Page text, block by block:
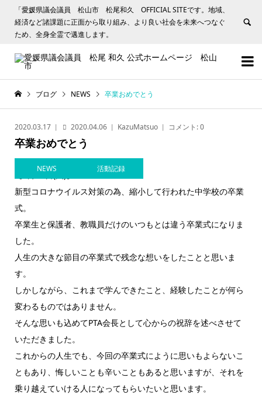
「愛媛県議会議員 松山市 松尾和久 OFFICIAL SITEです。地域、
経済など諸課題に正面から取り組み、より良い社会を未来へつなぐ
ため、全身全霊で邁進します。


ブログ NEWS 卒業おめでとう
2020.03.17 2020.04.06 KazuMatsuo コメント:0
卒業おめでとう
NEWS 活動記録
【3月17日(火)】
新型コロナウイルス対策の為、縮小して行われた中学校の卒業
式。
卒業生と保護者、教職員だけのいつもとは違う卒業式になりま
した。
人生の大きな節目の卒業式で残念な想いをしたことと思いま
す。
しかしながら、これまで学んできたこと、経験したことが何ら
変わるものではありません。
そんな思いも込めてPTA会長として心からの祝辞を述べさせて
いただきました。
これからの人生でも、今回の卒業式にように思いもよらないこ
ともあり、悔しいことも辛いこともあると思いますが、それを
乗り越えていける人になってもらいたいと思います。